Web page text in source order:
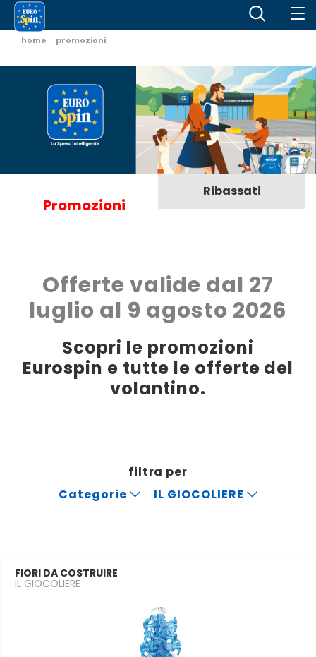
home promozioni
Promozioni
Ribassati
Offerte valide dal 27
luglio al 9 agosto 2026
Scopri le promozioni
Eurospin e tutte le offerte del
volantino.
filtra per
Categorie
IL GIOCOLIERE
FIORI DA COSTRUIRE
IL GIOCOLIERE